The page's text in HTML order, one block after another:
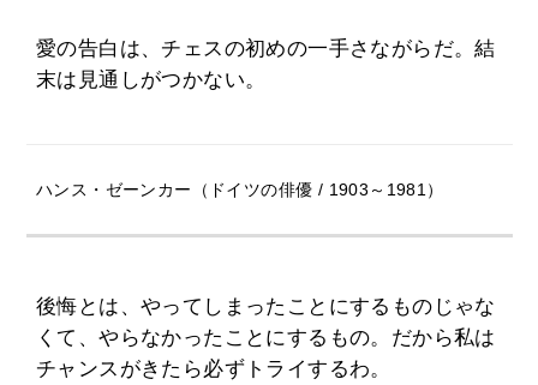
愛の告白は、チェスの初めの一手さながらだ。結
末は見通しがつかない。
ハンス・ゼーンカー（ドイツの俳優 / 1903～1981）
後悔とは、やってしまったことにするものじゃな
くて、やらなかったことにするもの。だから私は
チャンスがきたら必ずトライするわ。